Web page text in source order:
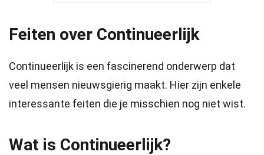
Feiten over Continueerlijk
Continueerlijk is een fascinerend onderwerp dat
veel mensen nieuwsgierig maakt. Hier zijn enkele
interessante feiten die je misschien nog niet wist.
Wat is Continueerlijk?